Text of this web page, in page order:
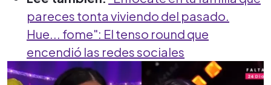
pareces tonta viviendo del pasado.
Hue... fome": El tenso round que
encendió las redes sociales